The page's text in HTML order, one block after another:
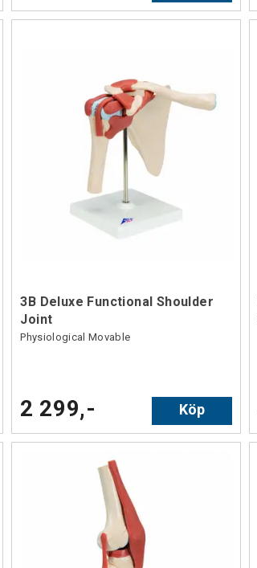
3B Deluxe Functional Shoulder
Joint
Physiological Movable
2 299,- Köp